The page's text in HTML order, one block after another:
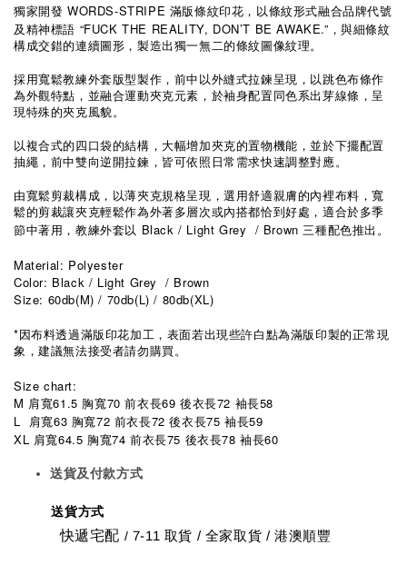
獨家開發 WORDS-STRIPE 滿版條紋印花，以條紋形式融合品牌代號
及精神標語 “FUCK THE REALITY, DON’T BE AWAKE.” ，與細條紋
構成交錯的連續圖形，製造出獨一無二的條紋圖像紋理。
採用寬鬆教練外套版型製作，前中以外縫式拉鍊呈現，以跳色布條作
為外觀特點，並融合運動夾克元素，於袖身配置同色系出芽線條，呈
現特殊的夾克風貌。
以複合式的四口袋的結構，大幅增加夾克的置物機能，並於下擺配置
抽繩，前中雙向逆開拉鍊，皆可依照日常需求快速調整對應。
由寬鬆剪裁構成，以薄夾克規格呈現，選用舒適親膚的內裡布料，寬
鬆的剪裁讓夾克輕鬆作為外著多層次或內搭都恰到好處，適合於多季
節中著用，教練外套以 Black / Light Grey / Brown 三種配色推出。
Material: Polyester
Color: Black / Light Grey / Brown
Size: 60db(M) / 70db(L) / 80db(XL)
*因布料透過滿版印花加工，表面若出現些許白點為滿版印製的正常現
象，建議無法接受者請勿購買。
Size chart:
M 肩寬61.5 胸寬70前衣長69後衣長72 袖長58
L
肩寬63 胸寬72 前衣長72後衣長75袖長59
XL
肩寬64.5 胸寬74前衣長75 後衣長78袖長60
送貨及付款方式
送貨方式
快遞宅配 / 7-11 取貨 / 全家取貨 / 港澳順豐